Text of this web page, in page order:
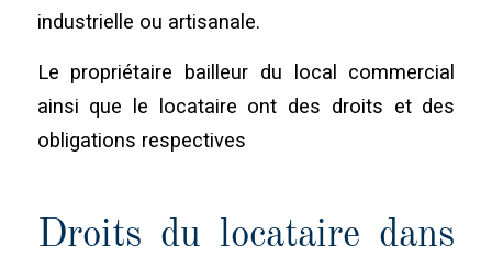
industrielle ou artisanale.
Le propriétaire bailleur du local commercial
ainsi que le locataire ont des droits et des
obligations respectives
Droits du locataire dans